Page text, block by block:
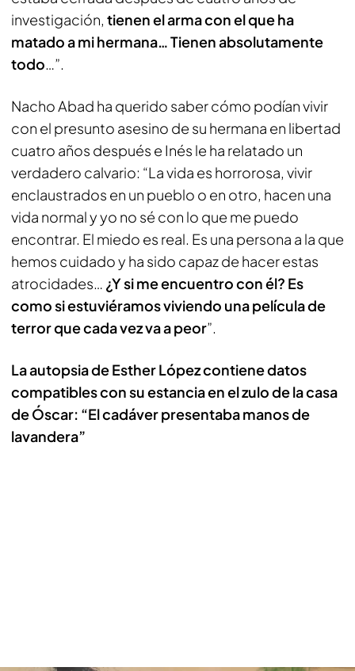
investigación, tienen el arma con el que ha
matado a mi hermana… Tienen absolutamente
todo…”.
Nacho Abad ha querido saber cómo podían vivir
con el presunto asesino de su hermana en libertad
cuatro años después e Inés le ha relatado un
verdadero calvario: “La vida es horrorosa, vivir
enclaustrados en un pueblo o en otro, hacen una
vida normal y yo no sé con lo que me puedo
encontrar. El miedo es real. Es una persona a la que
hemos cuidado y ha sido capaz de hacer estas
atrocidades… ¿Y si me encuentro con él? Es
como si estuviéramos viviendo una película de
terror que cada vez va a peor”.
La autopsia de Esther López contiene datos
compatibles con su estancia en el zulo de la casa
de Óscar: “El cadáver presentaba manos de
lavandera”